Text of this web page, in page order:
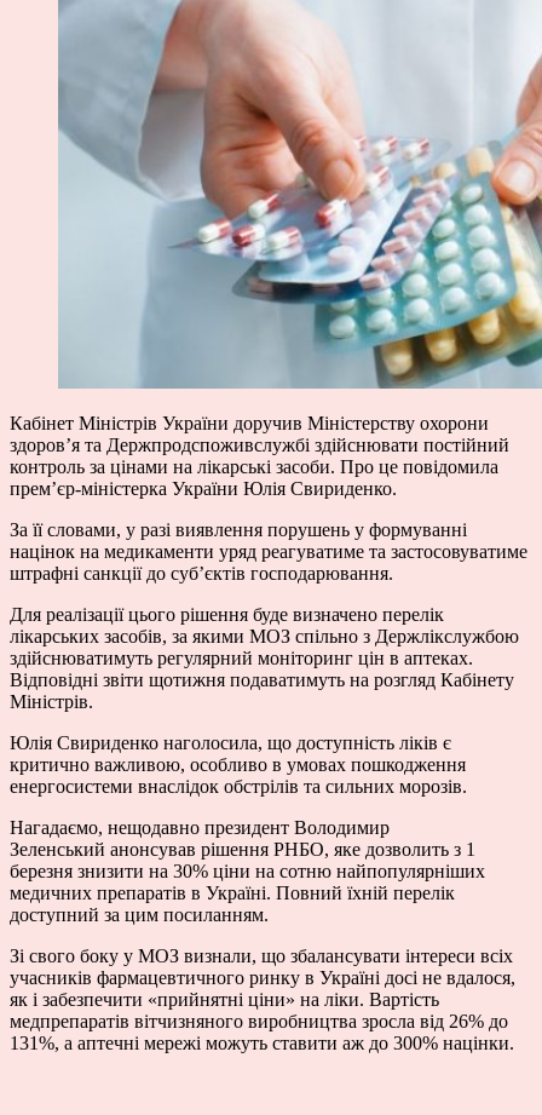
Кабінет Міністрів України доручив Міністерству охорони
здоров’я та Держпродспоживслужбі здійснювати постійний
контроль за цінами на лікарські засоби. Про це повідомила
прем’єр-міністерка України Юлія Свириденко.
За її словами, у разі виявлення порушень у формуванні
націнок на медикаменти уряд реагуватиме та застосовуватиме
штрафні санкції до суб’єктів господарювання.
Для реалізації цього рішення буде визначено перелік
лікарських засобів, за якими МОЗ спільно з Держлікслужбою
здійснюватимуть регулярний моніторинг цін в аптеках.
Відповідні звіти щотижня подаватимуть на розгляд Кабінету
Міністрів.
Юлія Свириденко наголосила, що доступність ліків є
критично важливою, особливо в умовах пошкодження
енергосистеми внаслідок обстрілів та сильних морозів.
Нагадаємо, нещодавно президент Володимир
Зеленський анонсував рішення РНБО, яке дозволить з 1
березня знизити на 30% ціни на сотню найпопулярніших
медичних препаратів в Україні. Повний їхній перелік
доступний за цим посиланням.
Зі свого боку у МОЗ визнали, що збалансувати інтереси всіх
учасників фармацевтичного ринку в Україні досі не вдалося,
як і забезпечити «прийнятні ціни» на ліки. Вартість
медпрепаратів вітчизняного виробництва зросла від 26% до
131%, а аптечні мережі можуть ставити аж до 300% націнки.